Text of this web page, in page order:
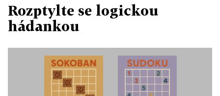
Rozptylte se logickou
hádankou